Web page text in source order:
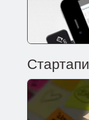
Стартапи